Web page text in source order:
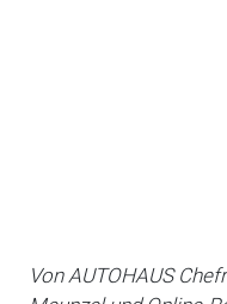
Von AUTOHAUS